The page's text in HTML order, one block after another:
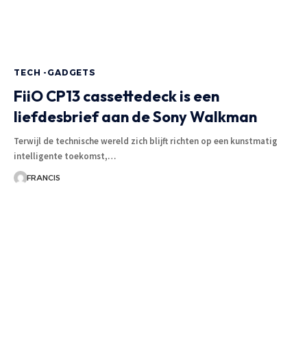
TECH -GADGETS
FiiO CP13 cassettedeck is een
liefdesbrief aan de Sony Walkman
Terwijl de technische wereld zich blijft richten op een kunstmatig
intelligente toekomst,…
FRANCIS